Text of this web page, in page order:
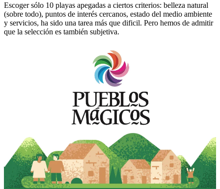
Escoger sólo 10 playas apegadas a ciertos criterios: belleza natural
(sobre todo), puntos de interés cercanos, estado del medio ambiente
y servicios, ha sido una tarea más que dificil. Pero hemos de admitir
que la selección es también subjetiva.